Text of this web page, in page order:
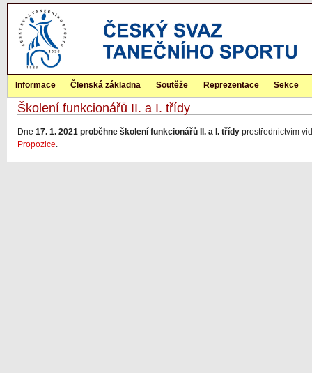
Informace Členská základna Soutěže Reprezentace Sekce
Školení funkcionářů II. a I. třídy
Dne 17. 1. 2021 proběhne školení funkcionářů II. a I. třídy prostřednictvím
Propozice.